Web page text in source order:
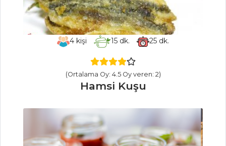
Şerbeti
Safran Şerbeti
Naneli Limon
Şerbeti
Tarifleri
ET YEMEKLERI
FIRINDA
4kişi 15 dk. 25 dk.
(Ortalama Oy: 4.5 Oy veren: 2)
Hamsi Kuşu